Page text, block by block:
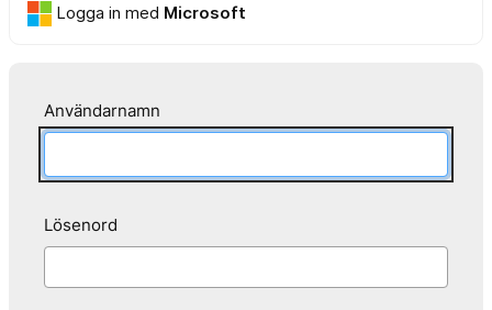
Logga in med Microsoft
Användarnamn
Lösenord